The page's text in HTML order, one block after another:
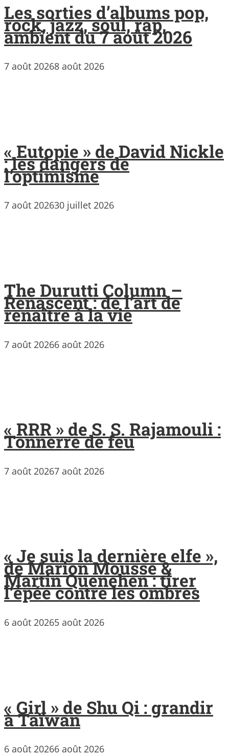
Les sorties d’albums pop,
rock, jazz, soul, rap,
ambient du 7 août 2026
7 août 20268 août 2026
« Eutopie » de David Nickle
: les dangers de
l’optimisme
7 août 202630 juillet 2026
The Durutti Column –
Renascent : de l’art de
renaître à la vie
7 août 20266 août 2026
« RRR » de S. S. Rajamouli :
Tonnerre de feu
7 août 20267 août 2026
« Je suis la dernière elfe »,
de Marion Mousse &
Martin Quenehen : tirer
l’épée contre les ombres
6 août 20265 août 2026
« Girl » de Shu Qi : grandir
à Taïwan
6 août 20266 août 2026